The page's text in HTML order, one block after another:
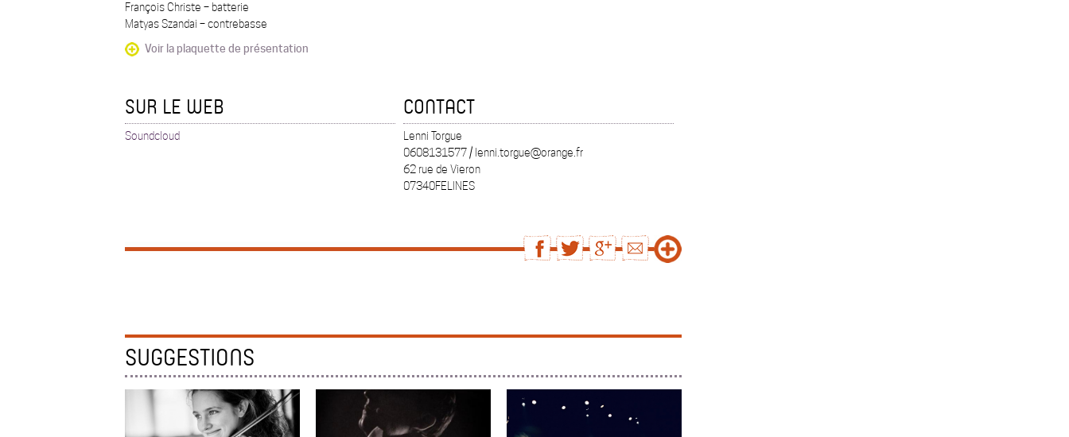
François Christe – batterie
Matyas Szandai – contrebasse
Voir la plaquette de présentation
SUR LE WEB
Soundcloud
CONTACT
Lenni Torgue
0608131577 / lenni.torgue@orange.fr
62 rue de Vieron
07340FELINES
SUGGESTIONS